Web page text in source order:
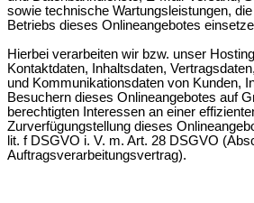
sowie technische Wartungsleistungen,
Betriebs dieses Onlineangebotes
Hierbei verarbeiten wir bzw. unser
Kontaktdaten, Inhaltsdaten,
und Kommunikationsdaten von Kunden,
Besuchern dieses Onlineangebotes auf
berechtigten Interessen an einer
Zurverfügungstellung dieses
lit. f DSGVO i. V. m. Art. 28 DSGVO
Auftragsverarbeitungsvertrag).